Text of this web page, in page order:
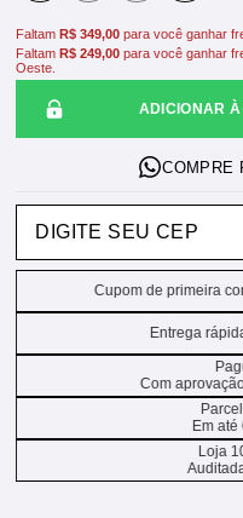
ADICIONAR
FaltamR$ 349,00 para você ganhar
FaltamR$ 249,00 para você ganhar
Oeste.
Cupom de primeira
Entrega
Com
Em
Loja